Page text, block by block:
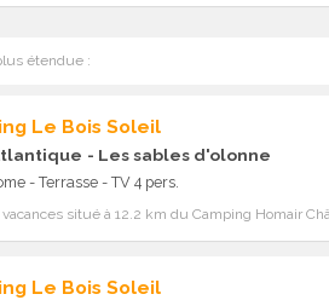
étendue :
Le Bois Soleil
- Les sables d'olonne
- Terrasse - TV 4 pers.
situé à 12.2 km du Camping Homair
Le Bois Soleil